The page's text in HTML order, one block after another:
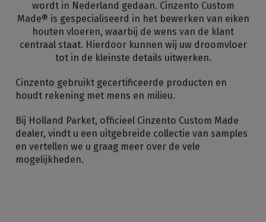
wordt in Nederland gedaan. Cinzento Custom
Made® is gespecialiseerd in het bewerken van eiken
houten vloeren, waarbij de wens van de klant
centraal staat. Hierdoor kunnen wij uw droomvloer
tot in de kleinste details uitwerken.
Cinzento gebruikt gecertificeerde producten en
houdt rekening met mens en milieu.
Bij Holland Parket, officieel Cinzento Custom Made
dealer, vindt u een uitgebreide collectie van samples
en vertellen we u graag meer over de vele
mogelijkheden.